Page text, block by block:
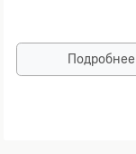
Подробнее